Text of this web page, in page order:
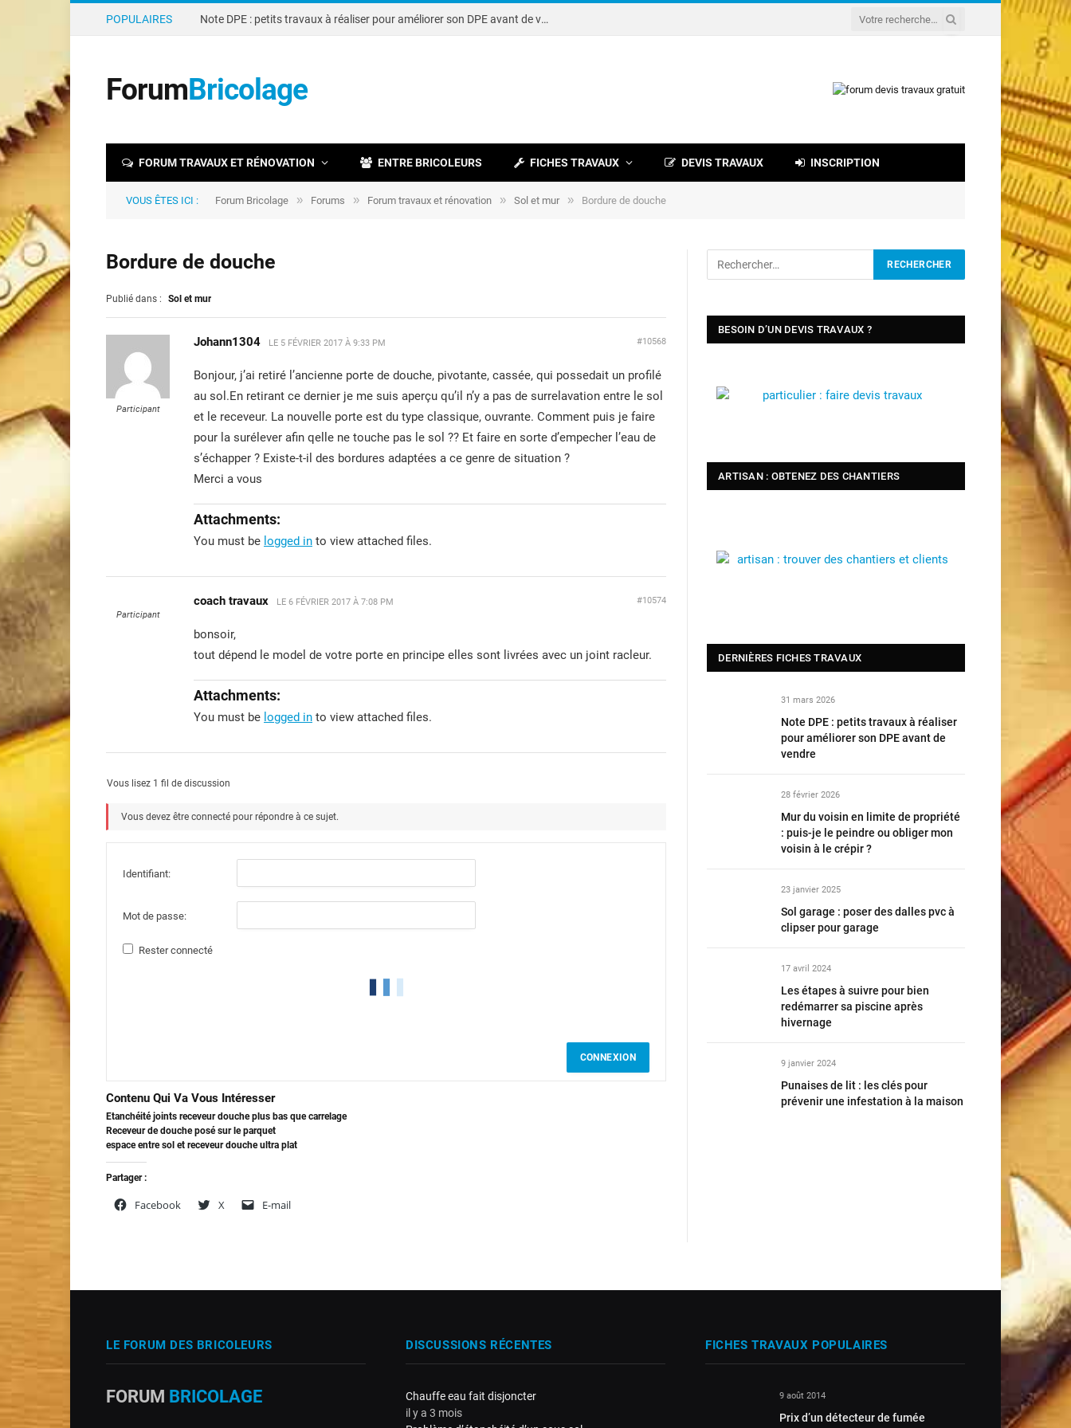
POPULAIRES Note DPE : petits travaux à réaliser pour améliorer son DPE avant de vendre
ForumBricolage
FORUM TRAVAUX ET RÉNOVATION ENTRE BRICOLEURS FICHES TRAVAUX DEVIS TRAVAUX INSCRIPTION
VOUS ÊTES ICI : Forum Bricolage » Forums » Forum travaux et rénovation » Sol et mur » Bordure de douche
Bordure de douche
Publié dans : Sol et mur
Participant
Johann1304 LE 5 FÉVRIER 2017 À 9:33 PM #10568
Bonjour, j’ai retiré l’ancienne porte de douche, pivotante, cassée, qui possedait un profilé
au sol.En retirant ce dernier je me suis aperçu qu’il n’y a pas de surrelavation entre le sol
et le receveur. La nouvelle porte est du type classique, ouvrante. Comment puis je faire
pour la surélever afin qelle ne touche pas le sol ?? Et faire en sorte d’empecher l’eau de
s’échapper ? Existe-t-il des bordures adaptées a ce genre de situation ?
Merci a vous
Attachments:
You must be logged in to view attached files.
Participant
coach travaux LE 6 FÉVRIER 2017 À 7:08 PM #10574
bonsoir,
tout dépend le model de votre porte en principe elles sont livrées avec un joint racleur.
Attachments:
You must be logged in to view attached files.
Vous lisez 1 fil de discussion
Vous devez être connecté pour répondre à ce sujet.
Identifiant:
Mot de passe:
Rester connecté
CONNEXION
Contenu Qui Va Vous Intéresser
Etanchéité joints receveur douche plus bas que carrelage
Receveur de douche posé sur le parquet
espace entre sol et receveur douche ultra plat
Partager :
Facebook X E-mail
BESOIN D’UN DEVIS TRAVAUX ?
ARTISAN : OBTENEZ DES CHANTIERS
DERNIÈRES FICHES TRAVAUX
31 mars 2026
Note DPE : petits travaux à réaliser
pour améliorer son DPE avant de
vendre
28 février 2026
Mur du voisin en limite de propriété
: puis-je le peindre ou obliger mon
voisin à le crépir ?
23 janvier 2025
Sol garage : poser des dalles pvc à
clipser pour garage
17 avril 2024
Les étapes à suivre pour bien
redémarrer sa piscine après
hivernage
9 janvier 2024
Punaises de lit : les clés pour
prévenir une infestation à la maison
LE FORUM DES BRICOLEURS
FORUM BRICOLAGE
DISCUSSIONS RÉCENTES
Chauffe eau fait disjoncter
il y a 3 mois
FICHES TRAVAUX POPULAIRES
9 août 2014
Prix d’un détecteur de fumée